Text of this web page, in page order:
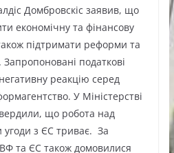
Домбровскіс заявив, що
економічну та фінансову
підтримати реформи та
податкові
реакцію серед
У Міністерстві
що робота над
з ЄС триває. За
та ЄС також домовилися